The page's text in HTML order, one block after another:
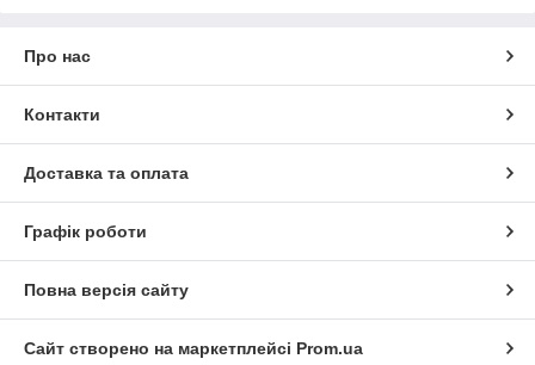
Про нас
Контакти
Доставка та оплата
Графік роботи
Повна версія сайту
Сайт створено на маркетплейсі Prom.ua